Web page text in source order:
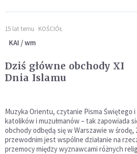
15 lat temu KOŚCIÓŁ
KAI / wm
Dziś główne obchody XI
Dnia Islamu
Muzyka Orientu, czytanie Pisma Świętego
katolików i muzułmanów – tak zapowiada
obchody odbędą się w Warszawie w
przewodnim jest wspólne działanie na
przemocy między wyznawcami różnych